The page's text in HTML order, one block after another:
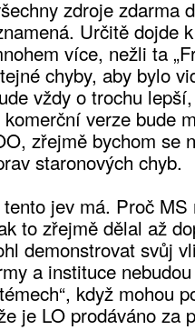
zdroje zdarma
Určitě dojde
více, nežli ta
chyby, aby bylo
vždy o trochu
verze bude
zřejmě bychom se
staronových chyb.
jev má. Proč
to zřejmě dělal až
demonstrovat svůj
a instituce
když mohou
je LO prodáváno za